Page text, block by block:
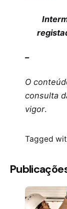
–
O
consulta
vigor.
Tagged